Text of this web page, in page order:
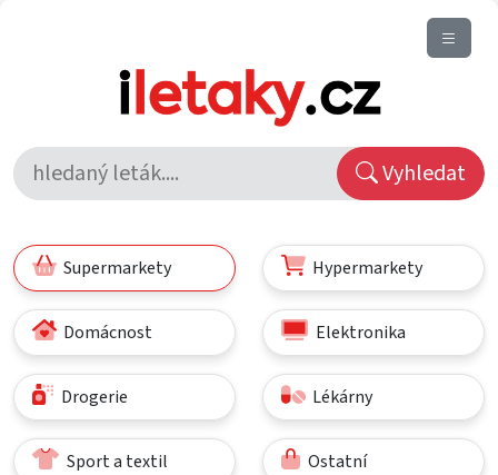
Vyhledat
Supermarkety Hypermarkety
Domácnost Elektronika
Drogerie Lékárny
Sport a textil Ostatní